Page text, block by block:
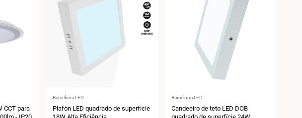
CCT para
Fornecedor:
Barcelona LED
Plafón LED quadrado de superfície
Fornecedor:
Barcelona LED
Candeeiro de teto LED DOB